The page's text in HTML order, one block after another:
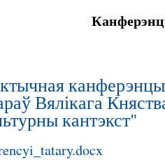
Вялікага
кантэкст"